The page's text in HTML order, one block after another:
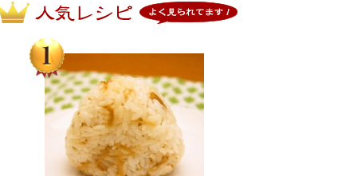
人気レシピ よく見られてます！